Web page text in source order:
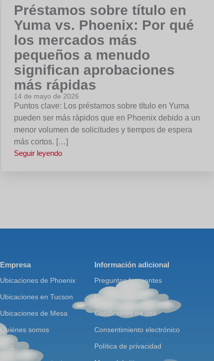
Préstamos sobre título en
Yuma vs. Phoenix: Por qué
los mercados más
pequeños a menudo
significan aprobaciones
más rápidas
14 de mayo de 2026
Puntos clave: Los préstamos sobre título en Yuma
pueden ser más rápidos que en Phoenix debido a un
menor volumen de solicitudes y tiempos de espera
más cortos. […]
Seguir leyendo
Empresa
Ubicaciones de Phoenix
Ubicaciones en Tucson
Ubicaciones de Mesa
Quiénes somos
Blog
Información adicional
Preguntas frecuentes
Confidencialidad
Condiciones de uso
Consentimiento electrónico
Política de privacidad